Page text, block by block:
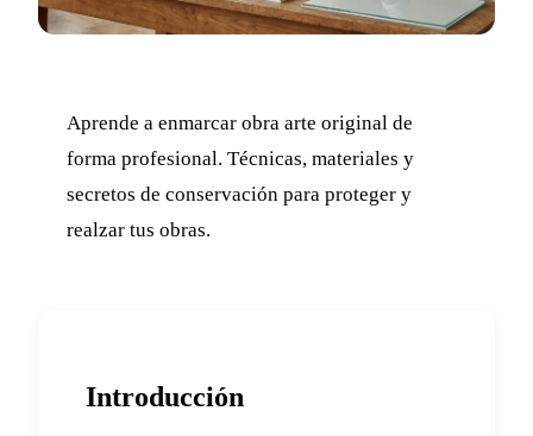
Aprende a enmarcar obra arte original de
forma profesional. Técnicas, materiales y
secretos de conservación para proteger y
realzar tus obras.
Introducción